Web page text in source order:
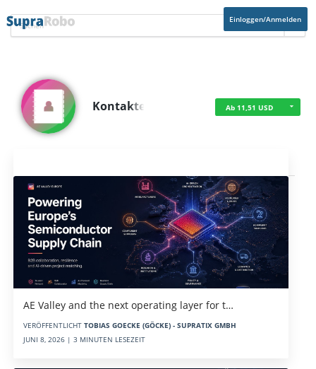
Einloggen/Anmelden
Kontakte Ab 11,51 USD
AE Valley and the next operating layer for t…
VERÖFFENTLICHT TOBIAS GOECKE (GÖCKE) - SUPRATIX GMBH
JUNI 8, 2026 | 3 MINUTEN LESEZEIT